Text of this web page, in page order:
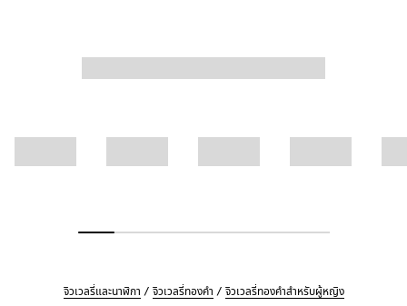
จิวเวลรี่และนาฬิกา จิวเวลรี่ทองคำ จิวเวลรี่ทองคำสำหรับผู้หญิง